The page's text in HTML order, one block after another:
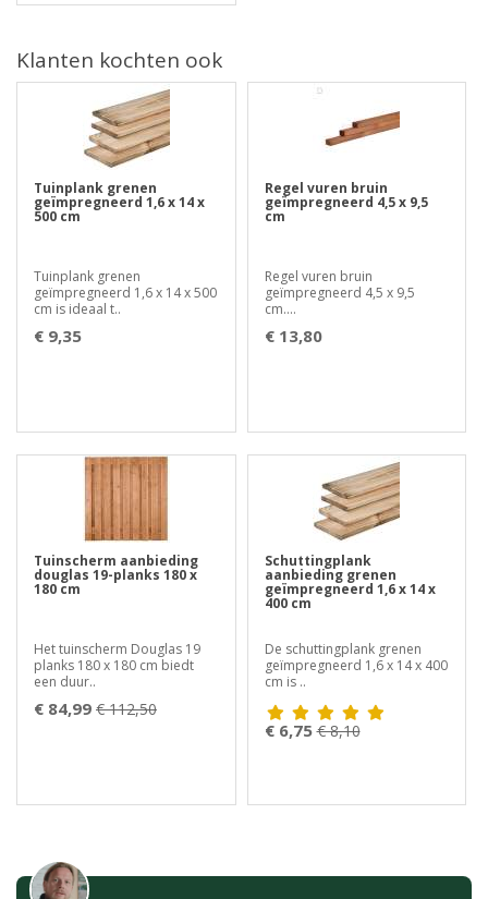
Klanten kochten ook
Tuinplank grenen
geïmpregneerd 1,6 x 14 x
500 cm
Tuinplank grenen
geïmpregneerd 1,6 x 14 x 500
cm is ideaal t..
€ 9,35
Regel vuren bruin
geïmpregneerd 4,5 x 9,5
cm
Regel vuren bruin
geïmpregneerd 4,5 x 9,5
cm....
€ 13,80
Tuinscherm aanbieding
douglas 19-planks 180 x
180 cm
Het tuinscherm Douglas 19
planks 180 x 180 cm biedt
een duur..
€ 84,99 € 112,50
Schuttingplank
aanbieding grenen
geïmpregneerd 1,6 x 14 x
400 cm
De schuttingplank grenen
geïmpregneerd 1,6 x 14 x 400
cm is ..
€ 6,75 € 8,10